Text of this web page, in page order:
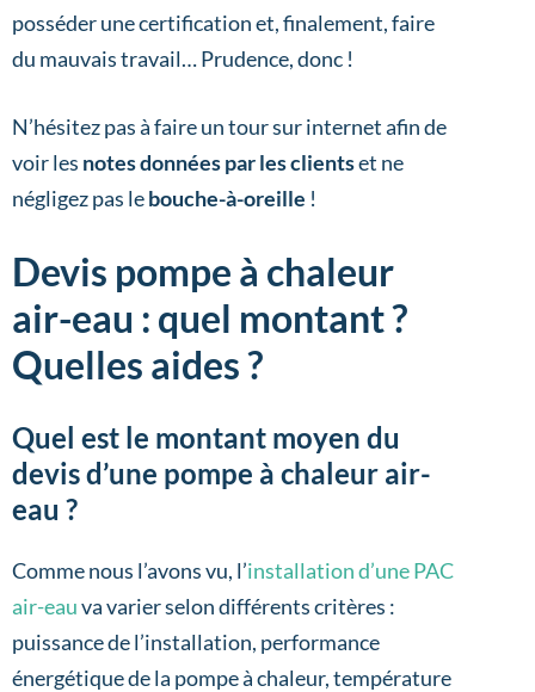
posséder une certification et, finalement, faire
du mauvais travail… Prudence, donc !
N’hésitez pas à faire un tour sur internet afin de
voir les notes données par les clientset ne
négligez pas lebouche-à-oreille !
Devis pompe à chaleur
air-eau : quel montant ?
Quelles aides ?
Quel est le montant moyen du
devis d’une pompe à chaleur air-
eau ?
Comme nous l’avons vu, l’installation d’une PAC
air-eauva varier selon différents critères :
puissance de l’installation, performance
énergétique de la pompe à chaleur, température